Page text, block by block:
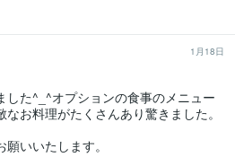
1月18日
した^_^オプションの食事のメニュー
お料理がたくさんあり驚きました。
いいたします。